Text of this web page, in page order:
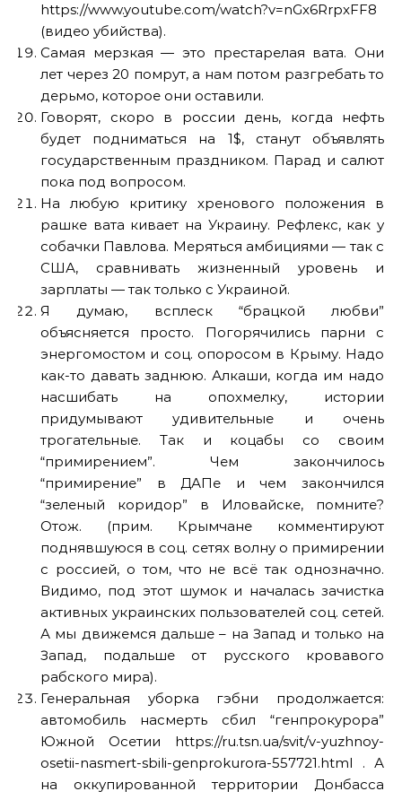
https://www.youtube.com/watch?v=nGx6RrpxFF8
(видео убийства).
Самая мерзкая — это престарелая вата. Они
лет через 20 помрут, а нам потом разгребать то
дерьмо, которое они оставили.
Говорят, скоро в россии день, когда нефть
будет подниматься на 1$, станут объявлять
государственным праздником. Парад и салют
пока под вопросом.
На любую критику хренового положения в
рашке вата кивает на Украину. Рефлекс, как у
собачки Павлова. Меряться амбициями — так с
США, сравнивать жизненный уровень и
зарплаты — так только с Украиной.
Я думаю, всплеск “брацкой любви”
объясняется просто. Погорячились парни с
энергомостом и соц. опоросом в Крыму. Надо
как-то давать заднюю. Алкаши, когда им надо
насшибать на опохмелку, истории
придумывают удивительные и очень
трогательные. Так и коцабы со своим
“примирением”. Чем закончилось
“примирение” в ДАПе и чем закончился
“зеленый коридор” в Иловайске, помните?
Отож. (прим. Крымчане комментируют
поднявшуюся в соц. сетях волну о примирении
с россией, о том, что не всё так однозначно.
Видимо, под этот шумок и началась зачистка
активных украинских пользователей соц. сетей.
А мы движемся дальше – на Запад и только на
Запад, подальше от русского кровавого
рабского мира).
Генеральная уборка гэбни продолжается:
автомобиль насмерть сбил “генпрокурора”
Южной Осетии https://ru.tsn.ua/svit/v-yuzhnoy-
osetii-nasmert-sbili-genprokurora-557721.html . А
на оккупированной территории Донбасса